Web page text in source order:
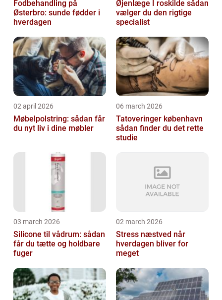
Fodbehandling på
Østerbro: sunde fødder i
hverdagen
Øjenlæge I roskilde sådan
vælger du den rigtige
specialist
02 april 2026
Møbelpolstring: sådan får
du nyt liv i dine møbler
06 march 2026
Tatoveringer københavn
sådan finder du det rette
studie
03 march 2026
Silicone til vådrum: sådan
får du tætte og holdbare
fuger
02 march 2026
Stress næstved når
hverdagen bliver for
meget